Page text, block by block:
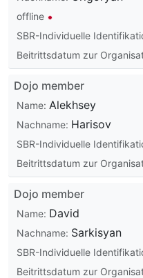
offline
SBR-Individuelle
Beitrittsdatum zur
Dojo member
Name: Alekhsey
Nachname: Harisov
SBR-Individuelle
Beitrittsdatum zur
Dojo member
Name: David
Nachname: Sarkisyan
SBR-Individuelle
Beitrittsdatum zur